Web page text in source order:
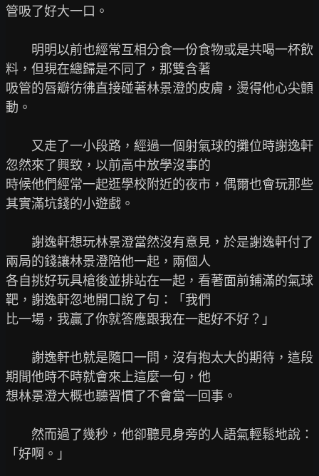
管吸了好大一口。
明明以前也經常互相分食一份食物或是共喝一杯飲
料，但現在總歸是不同了，那雙含著
吸管的唇瓣彷彿直接碰著林景澄的皮膚，燙得他心尖顫
動。
又走了一小段路，經過一個射氣球的攤位時謝逸軒
忽然來了興致，以前高中放學沒事的
時候他們經常一起逛學校附近的夜市，偶爾也會玩那些
其實滿坑錢的小遊戲。
謝逸軒想玩林景澄當然沒有意見，於是謝逸軒付了
兩局的錢讓林景澄陪他一起，兩個人
各自挑好玩具槍後並排站在一起，看著面前鋪滿的氣球
靶，謝逸軒忽地開口說了句：「我們
比一場，我贏了你就答應跟我在一起好不好？」
謝逸軒也就是隨口一問，沒有抱太大的期待，這段
期間他時不時就會來上這麼一句，他
想林景澄大概也聽習慣了不會當一回事。
然而過了幾秒，他卻聽見身旁的人語氣輕鬆地說：
「好啊。」